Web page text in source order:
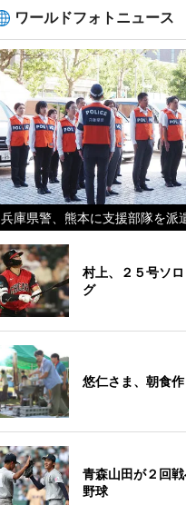
ワールドフォトニュース
兵庫県警、熊本に支援部隊を派
村上、２５号ソ
グ
悠仁さま、朝食
青森山田が２回
野球